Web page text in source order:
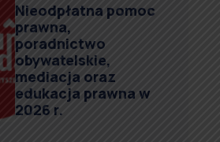
Nieodpłatna pomoc
prawna,
poradnictwo
obywatelskie,
mediacja oraz
edukacja prawna w
2026 r.